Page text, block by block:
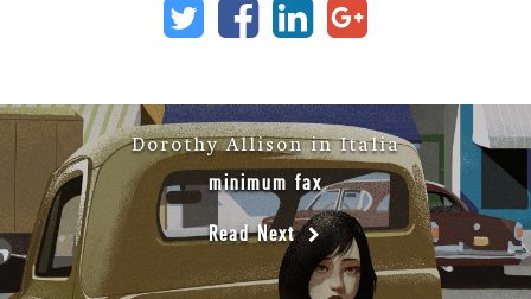
Dorothy Allison in Italia
minimum fax
Read Next